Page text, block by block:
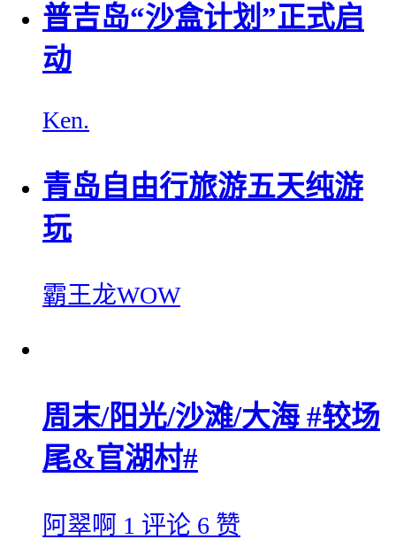
普吉岛“沙盒计划”正式启
动
Ken.
青岛自由行旅游五天纯游
玩
霸王龙WOW
周末/阳光/沙滩/大海 #较场
尾&官湖村#
阿翠啊 1 评论 6 赞